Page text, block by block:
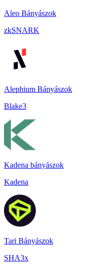
Aleo Bányászok
zkSNARK
Alephium Bányászok
Blake3
Kadena bányászok
Kadena
Tari Bányászok
SHA3x